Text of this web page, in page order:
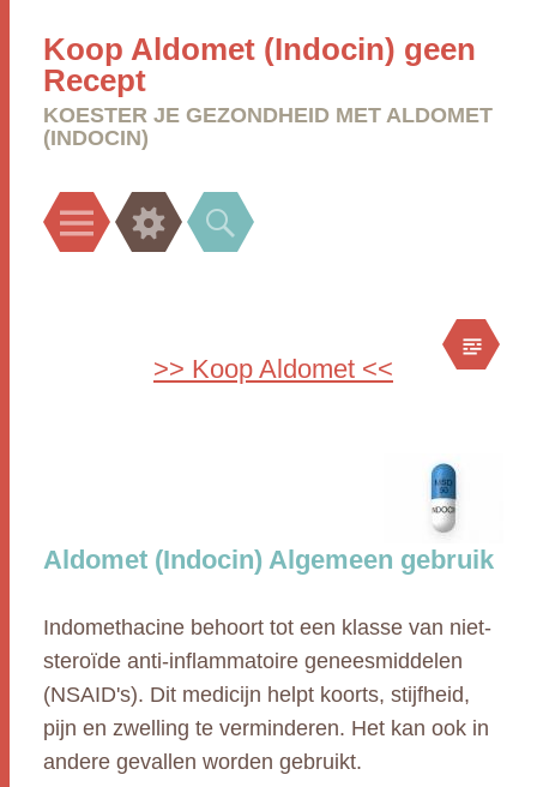
Koop Aldomet (Indocin) geen
Recept
KOESTER JE GEZONDHEID MET ALDOMET
(INDOCIN)
Menu Widgets Search
>> Koop Aldomet <<
Aldomet (Indocin) Algemeen gebruik
Indomethacine behoort tot een klasse van niet-
steroïde anti-inflammatoire geneesmiddelen
(NSAID's). Dit medicijn helpt koorts, stijfheid,
pijn en zwelling te verminderen. Het kan ook in
andere gevallen worden gebruikt.